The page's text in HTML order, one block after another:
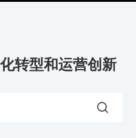
转型和运营创新